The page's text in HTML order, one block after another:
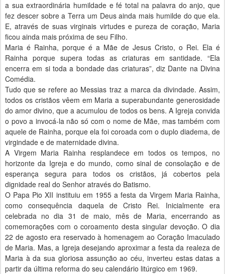
a sua extraordinária humildade e fé total na palavra do anjo, que
fez descer sobre a Terra um Deus ainda mais humilde do que ela.
E, através de suas virginais virtudes e pureza de coração, Maria
ficou ainda mais próxima de seu Filho.
Maria é Rainha, porque é a Mãe de Jesus Cristo, o Rei. Ela é
Rainha porque supera todas as criaturas em santidade. “Ela
encerra em si toda a bondade das criaturas”, diz Dante na Divina
Comédia.
Tudo que se refere ao Messias traz a marca da divindade. Assim,
todos os cristãos vêem em Maria a superabundante generosidade
do amor divino, que a acumulou de todos os bens. A Igreja convida
o povo a invocá-la não só com o nome de Mãe, mas também com
aquele de Rainha, porque ela foi coroada com o duplo diadema, de
virgindade e de maternidade divina.
A Virgem Maria Rainha resplandece em todos os tempos, no
horizonte da Igreja e do mundo, como sinal de consolação e de
esperança segura para todos os cristãos, já cobertos pela
dignidade real do Senhor através do Batismo.
O Papa Pio XII instituiu em 1955 a festa da Virgem Maria Rainha,
como consequência daquela de Cristo Rei. Inicialmente era
celebrada no dia 31 de maio, mês de Maria, encerrando as
comemorações com o coroamento desta singular devoção. O dia
22 de agosto era reservado à homenagem ao Coração Imaculado
de Maria. Mas, a Igreja desejando aproximar a festa da realeza de
Maria à da sua gloriosa assunção ao céu, inverteu estas datas a
partir da última reforma do seu calendário litúrgico em 1969.